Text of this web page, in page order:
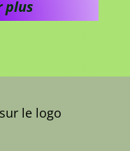
plus
le logo